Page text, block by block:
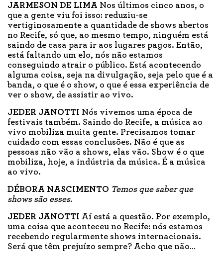
JARMESON DE LIMA Nos últimos cinco anos, o
que a gente viu foi isso: reduziu-se
vertiginosamente a quantidade de shows abertos
no Recife, só que, ao mesmo tempo, ninguém está
saindo de casa para ir aos lugares pagos. Então,
está faltando um elo, nós não estamos
conseguindo atrair o público. Está acontecendo
alguma coisa, seja na divulgação, seja pelo que é a
banda, o que é o show, o que é essa experiência de
ver o show, de assistir ao vivo.
JEDER JANOTTI Nós vivemos uma época de
festivais também. Saindo do Recife, a música ao
vivo mobiliza muita gente. Precisamos tomar
cuidado com essas conclusões. Não é que as
pessoas não vão a shows, elas vão. Show é o que
mobiliza, hoje, a indústria da música. É a música
ao vivo.
DÉBORA NASCIMENTO Temos que saber que
shows são esses.
JEDER JANOTTI Aí está a questão. Por exemplo,
uma coisa que aconteceu no Recife: nós estamos
recebendo regularmente shows internacionais.
Será que têm prejuízo sempre? Acho que não…